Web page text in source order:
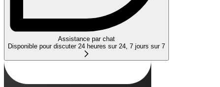
Assistance par chat
Disponible pour discuter 24 heures sur 24, 7 jours sur 7